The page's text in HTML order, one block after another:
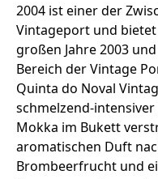
2004 ist einer der
Vintageport und
großen Jahre 2003
Bereich der Vintage
Quinta do Noval
schmelzend-
Mokka im Bukett
aromatischen Duft
Brombeerfrucht und